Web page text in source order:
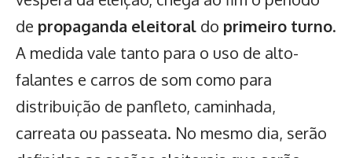
de propaganda eleitoral do primeiro turno.
A medida vale tanto para o uso de alto-
falantes e carros de som como para
distribuição de panfleto, caminhada,
carreata ou passeata. No mesmo dia, serão